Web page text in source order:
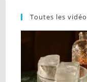
Toutes les